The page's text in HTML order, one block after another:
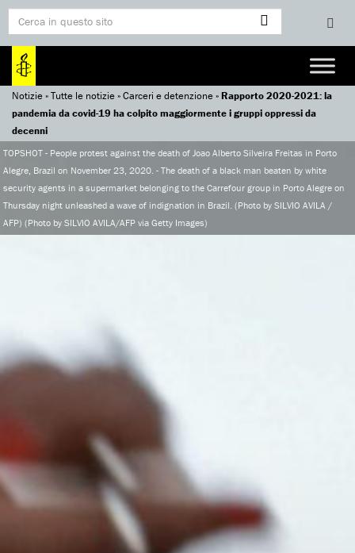
Notizie»Tutte le notizie»Carceri e detenzione»Rapporto 2020-2021: la
pandemia da covid-19 ha colpito maggiormente i gruppi oppressi da
decenni
TOPSHOT - People protest against the death of Joao Alberto Silveira Freitas in Porto
Alegre, Brazil on November 23, 2020. - The death of a black man beaten by white
security agents in a supermarket belonging to the Carrefour group in Porto Alegre on
Thursday night unleashed a wave of indignation in Brazil. (Photo by SILVIO AVILA /
AFP) (Photo by SILVIO AVILA/AFP via Getty Images)